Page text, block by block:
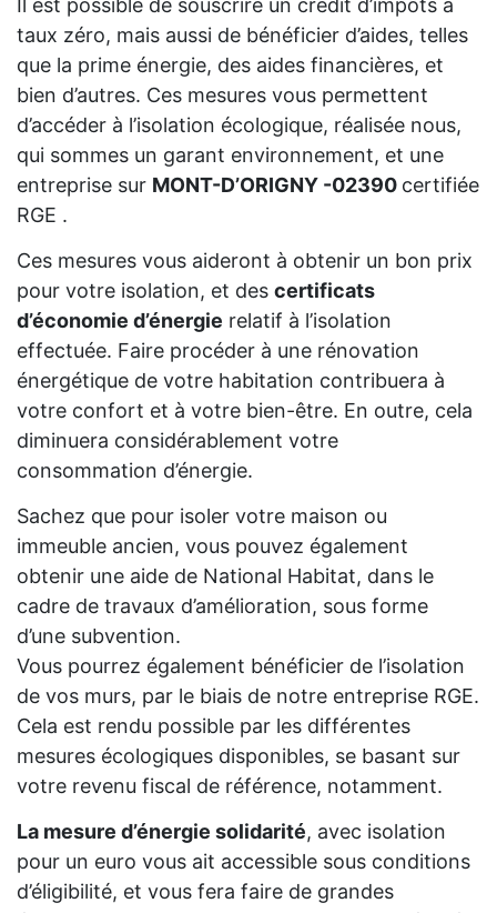
Il est possible de souscrire un crédit d’impôts à
taux zéro, mais aussi de bénéficier d’aides, telles
que la prime énergie, des aides financières, et
bien d’autres. Ces mesures vous permettent
d’accéder à l’isolation écologique, réalisée nous,
qui sommes un garant environnement, et une
entreprise sur MONT-D’ORIGNY -02390 certifiée
RGE .
Ces mesures vous aideront à obtenir un bon prix
pour votre isolation, et des certificats
d’économie d’énergie relatif à l’isolation
effectuée. Faire procéder à une rénovation
énergétique de votre habitation contribuera à
votre confort et à votre bien-être. En outre, cela
diminuera considérablement votre
consommation d’énergie.
Sachez que pour isoler votre maison ou
immeuble ancien, vous pouvez également
obtenir une aide de National Habitat, dans le
cadre de travaux d’amélioration, sous forme
d’une subvention.
Vous pourrez également bénéficier de l’isolation
de vos murs, par le biais de notre entreprise RGE.
Cela est rendu possible par les différentes
mesures écologiques disponibles, se basant sur
votre revenu fiscal de référence, notamment.
La mesure d’énergie solidarité, avec isolation
pour un euro vous ait accessible sous conditions
d’éligibilité, et vous fera faire de grandes